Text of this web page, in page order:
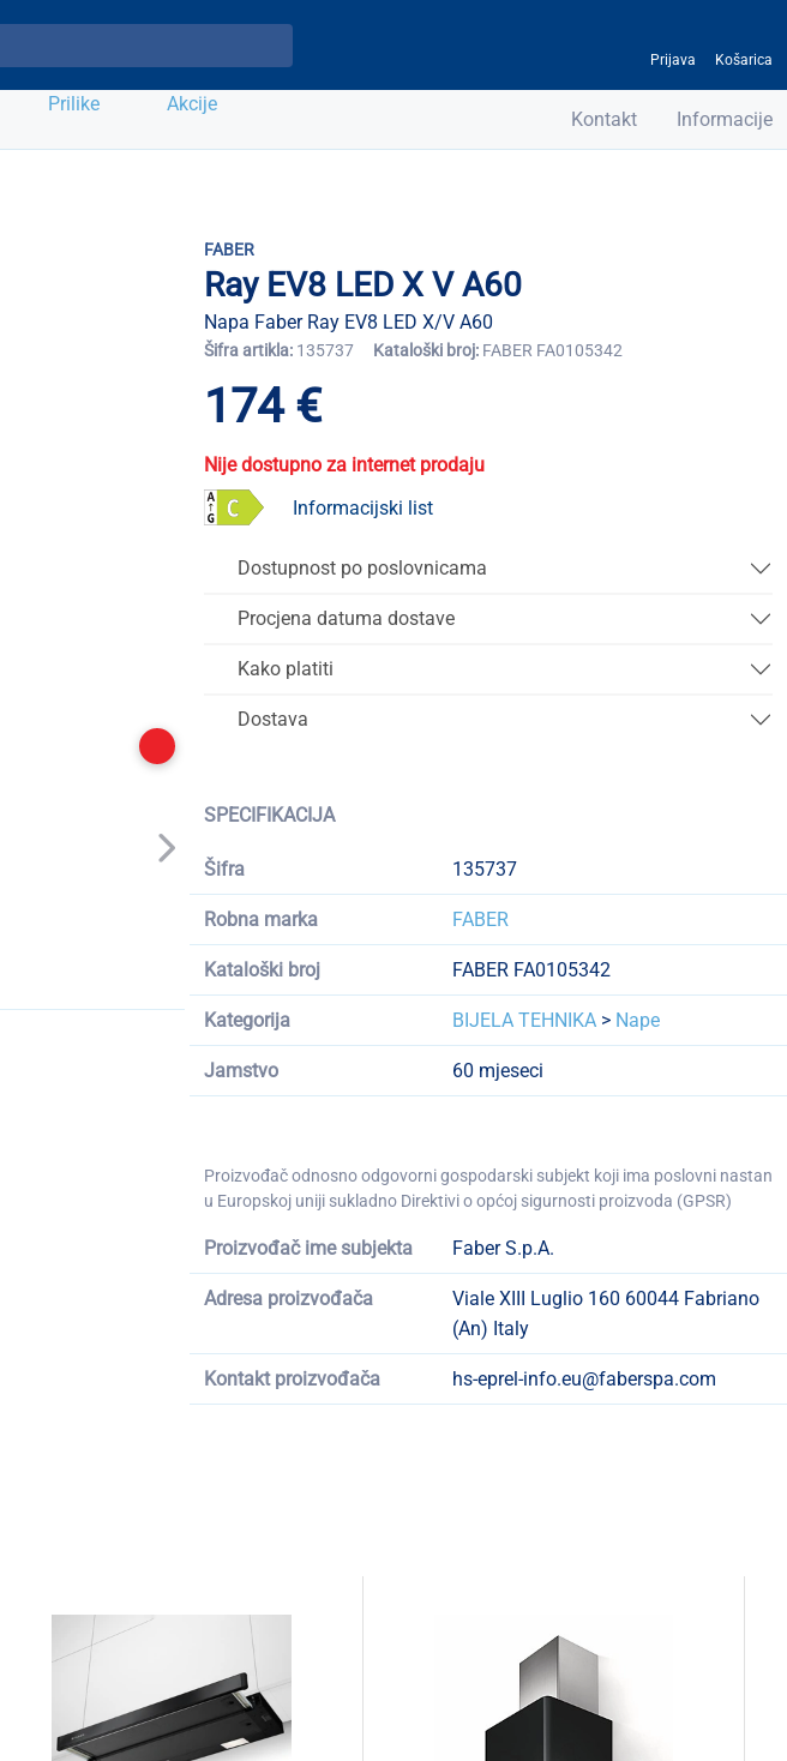
Prijava Košarica
Prilike Akcije
Kontakt Informacije
FABER
Ray EV8 LED X V A60
Napa Faber Ray EV8 LED X/V A60
Šifra artikla: 135737 Kataloški broj: FABER FA0105342
174 €
Nije dostupno za internet prodaju
Informacijski list
Dostupnost po poslovnicama
Procjena datuma dostave
Kako platiti
Dostava
SPECIFIKACIJA
Šifra 135737
Robna marka FABER
Kataloški broj FABER FA0105342
Kategorija BIJELA TEHNIKA > Nape
Jamstvo 60 mjeseci
Proizvođač odnosno odgovorni gospodarski subjekt koji ima poslovni nastan
u Europskoj uniji sukladno Direktivi o općoj sigurnosti proizvoda (GPSR)
Proizvođač ime subjekta Faber S.p.A.
Adresa proizvođača
Viale XIII Luglio 160 60044 Fabriano
(An) Italy
Kontakt proizvođača hs-eprel-info.eu@faberspa.com